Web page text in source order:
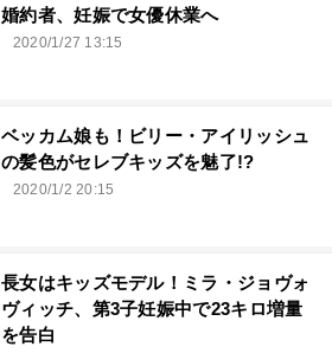
婚約者、妊娠で女優休業へ
2020/1/27 13:15
ベッカム娘も！ビリー・アイリッシュ
の髪色がセレブキッズを魅了!?
2020/1/2 20:15
長女はキッズモデル！ミラ・ジョヴォ
ヴィッチ、第3子妊娠中で23キロ増量
を告白